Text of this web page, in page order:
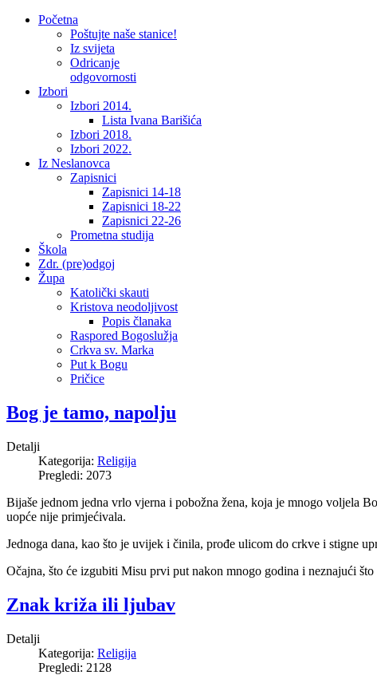
Početna
Poštujte naše stanice!
Iz svijeta
Odricanje
odgovornosti
Izbori
Izbori 2014.
Lista Ivana Barišića
Izbori 2018.
Izbori 2022.
Iz Neslanovca
Zapisnici
Zapisnici 14-18
Zapisnici 18-22
Zapisnici 22-26
Prometna studija
Škola
Zdr. (pre)odgoj
Župa
Katolički skauti
Kristova neodoljivost
Popis članaka
Raspored Bogoslužja
Crkva sv. Marka
Put k Bogu
Pričice
Bog je tamo, napolju
Detalji
Kategorija: Religija
Pregledi: 2073
Bijaše jednom jedna vrlo vjerna i pobožna žena, koja je mnogo voljela
uopće nije primjećivala.
Jednoga dana, kao što je uvijek i činila, prođe ulicom do crkve i stigne
Očajna, što će izgubiti Misu prvi put nakon mnogo godina i neznajući
Znak križa ili ljubav
Detalji
Kategorija: Religija
Pregledi: 2128